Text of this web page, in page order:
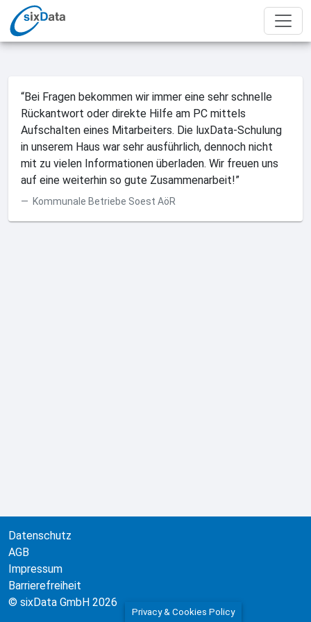
“Bei Fragen bekommen wir immer eine sehr schnelle
Rückantwort oder direkte Hilfe am PC mittels
Aufschalten eines Mitarbeiters. Die luxData-Schulung
in unserem Haus war sehr ausführlich, dennoch nicht
mit zu vielen Informationen überladen. Wir freuen uns
auf eine weiterhin so gute Zusammenarbeit!”
Kommunale Betriebe Soest AöR
Datenschutz
AGB
Impressum
Barrierefreiheit
© sixData GmbH 2026
Privacy & Cookies Policy